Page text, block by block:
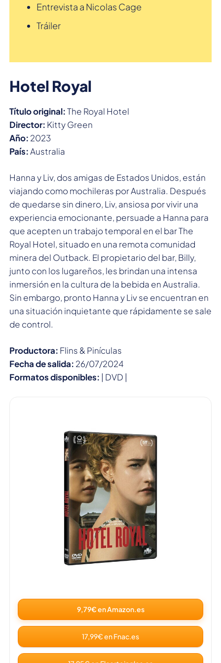
Entrevista a Nicolas Cage
Tráiler
Hotel Royal
Título original:The Royal Hotel
Director: Kitty Green
Año: 2023
País:Australia
Hanna y Liv, dos amigas de Estados Unidos, están
viajando como mochileras por Australia. Después
de quedarse sin dinero, Liv, ansiosa por vivir una
experiencia emocionante, persuade a Hanna para
que acepten un trabajo temporal en el bar The
Royal Hotel, situado en una remota comunidad
minera del Outback. El propietario del bar, Billy,
junto con los lugareños, les brindan una intensa
inmersión en la cultura de la bebida en Australia.
Sin embargo, pronto Hanna y Liv se encuentran en
una situación inquietante que rápidamente se sale
de control.
Productora: Flins & Pinículas
Fecha de salida: 26/07/2024
Formatos disponibles: | DVD |
9,79€ en Amazon.es
17,99€ en Fnac.es